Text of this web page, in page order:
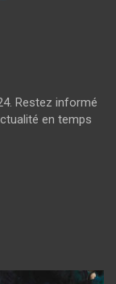
Restez informé
en temps